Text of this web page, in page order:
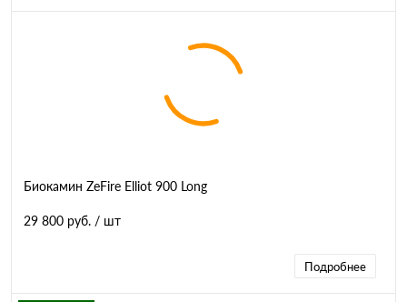
Биокамин ZeFire Elliot 900 Long
29 800 руб. / шт
Подробнее